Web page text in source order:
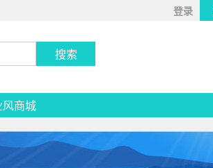
登录
搜索
商城